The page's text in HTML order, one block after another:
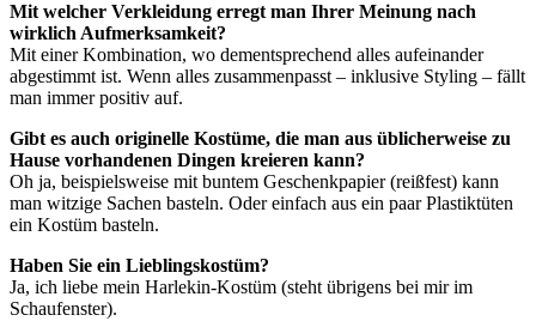
Mit welcher Verkleidung erregt man Ihrer Meinung nach
wirklich Aufmerksamkeit?
Mit einer Kombination, wo dementsprechend alles aufeinander
abgestimmt ist. Wenn alles zusammenpasst – inklusive Styling – fällt
man immer positiv auf.
Gibt es auch originelle Kostüme, die man aus üblicherweise zu
Hause vorhandenen Dingen kreieren kann?
Oh ja, beispielsweise mit buntem Geschenkpapier (reißfest) kann
man witzige Sachen basteln. Oder einfach aus ein paar Plastiktüten
ein Kostüm basteln.
Haben Sie ein Lieblingskostüm?
Ja, ich liebe mein Harlekin-Kostüm (steht übrigens bei mir im
Schaufenster).